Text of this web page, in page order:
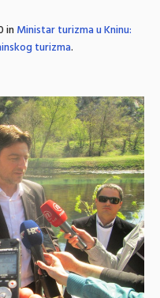
inMinistar turizma u Kninu:
turizma.